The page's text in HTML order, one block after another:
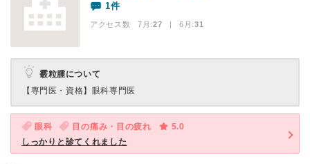
1件
アクセス数 7月:27 | 6月:31
霰粒腫について
【専門医・資格】 眼科専門医
眼科 目の痛み・目の疲れ
5.0
しっかりと診てくれました